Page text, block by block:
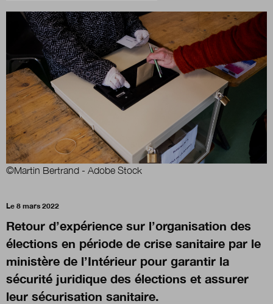
Numéros
Boutique
Qui sommes-nous ?
Newsletter
Renseignez votre email afin de suivre l'actualité
de la transformation publique.
©Martin Bertrand - Adobe Stock
Le 8 mars 2022
Retour d’expérience sur l’organisation des
élections en période de crise sanitaire par le
ministère de l’Intérieur pour garantir la
sécurité juridique des élections et assurer
leur sécurisation sanitaire.